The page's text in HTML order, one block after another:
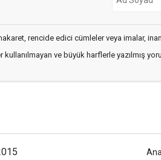
rencide edici cümleler veya imalar,
kullanılmayan ve büyük harflerle yazılmış